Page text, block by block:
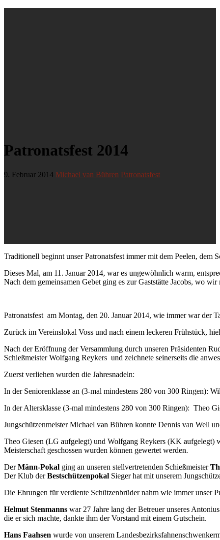
Patronatsfest 2014
9. Februar 2014 Michael van Bühren Patronatsfest
Traditionell beginnt unser Patronatsfest immer mit dem Peelen, dem
Dieses Mal, am 11. Januar 2014, war es ungewöhnlich warm,
Nach dem gemeinsamen Gebet ging es zur Gaststätte Jacobs, wo
Patronatsfest am Montag, den 20. Januar 2014, wie immer war der
Zurück im Vereinslokal Voss und nach einem leckeren Frühstück,
Nach der Eröffnung der Versammlung durch unseren Präsidenten
Schießmeister Wolfgang Reykers und zeichnete seinerseits die
Zuerst verliehen wurden die Jahresnadeln:
In der Seniorenklasse an (3-mal mindestens 280 von 300 Ringen):
In der Altersklasse (3-mal mindestens 280 von 300 Ringen): Theo
Jungschützenmeister Michael van Bühren konnte Dennis van Well
Theo Giesen (LG aufgelegt) und Wolfgang Reykers (KK aufgelegt)
Meisterschaft geschossen wurden können gewertet werden.
DerMänn-Pokal ging an unseren stellvertretenden Schießmeister
Der Klub derBestschützenpokal Sieger hat mit unserem
Die Ehrungen für verdiente Schützenbrüder nahm wie immer unser
Helmut Stenmanns war 27 Jahre lang der Betreuer unseres
die er sich machte, dankte ihm der Vorstand mit einem Gutschein.
Hans Faahsen wurde von unserem